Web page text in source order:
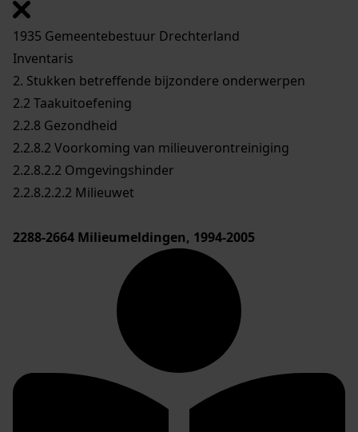
1935 Gemeentebestuur Drechterland
Inventaris
2. Stukken betreffende bijzondere onderwerpen
2.2 Taakuitoefening
2.2.8 Gezondheid
2.2.8.2 Voorkoming van milieuverontreiniging
2.2.8.2.2 Omgevingshinder
2.2.8.2.2.2 Milieuwet
2288-2664 Milieumeldingen, 1994-2005